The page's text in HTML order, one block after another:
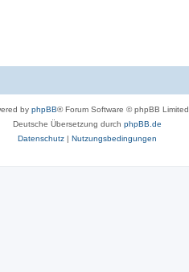
by phpBB® Forum Software © phpBB Limited
Deutsche Übersetzung durch phpBB.de
Datenschutz| Nutzungsbedingungen